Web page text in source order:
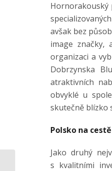
Hornorakouský
avšak bez
image značky,
organizaci a
Dobrzynska
atraktivních
obvyklé u
skutečně blízko
Polsko na
Jako druhý
s kvalitními
Ukončení hry o ceny u